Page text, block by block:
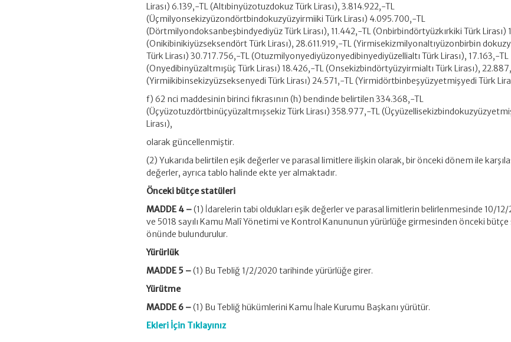
Lirası) 6.139,-TL (Altıbinyüzotuzdokuz Türk Lirası), 3.814.922,-TL
(Üçmilyonsekizyüzondörtbindokuzyüzyirmiiki Türk Lirası) 4.095.700,-TL
(Dörtmilyondoksanbeşbindyediyüz Türk Lirası), 11.442,-TL (Onbirbindörtyüzkırkiki Türk Lirası)
(Onikibinikiyüzseksendört Türk Lirası), 28.611.919,-TL (Yirmisekizmilyonaltıyüzonbirbin
Türk Lirası) 30.717.756,-TL (Otuzmilyonyediyüzonyedibinyediyüzellialtı Türk Lirası), 17.163,-TL
(Onyedibinyüzaltmışüç Türk Lirası) 18.426,-TL (Onsekizbindörtyüzyirmialtı Türk Lirası),
(Yirmiikibinsekizyüzseksenyedi Türk Lirası) 24.571,-TL (Yirmidörtbinbeşyüzyetmişyedi Türk
f) 62 nci maddesinin birinci fıkrasının (h) bendinde belirtilen 334.368,-TL
(Üçyüzotuzdörtbinüçyüzaltmışsekiz Türk Lirası) 358.977,-TL
Lirası),
olarak güncellenmiştir.
(2) Yukarıda belirtilen eşik değerler ve parasal limitlere ilişkin olarak, bir önceki dönem ile
değerler, ayrıca tablo halinde ekte yer almaktadır.
Önceki bütçe statüleri
MADDE 4 –(1) İdarelerin tabi oldukları eşik değerler ve parasal limitlerin belirlenmesinde 10/
ve 5018 sayılı Kamu Malî Yönetimi ve Kontrol Kanununun yürürlüğe girmesinden önceki
önünde bulundurulur.
Yürürlük
MADDE 5 –(1) Bu Tebliğ 1/2/2020 tarihinde yürürlüğe girer.
Yürütme
MADDE 6 –(1) Bu Tebliğ hükümlerini Kamu İhale Kurumu Başkanı yürütür.
Ekleri İçin Tıklayınız